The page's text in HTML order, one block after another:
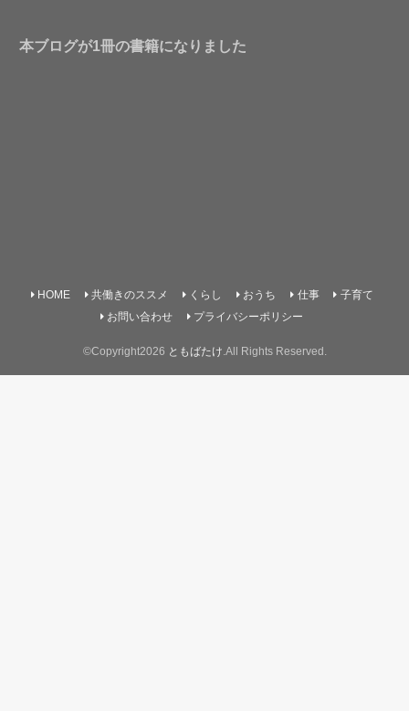
本ブログが1冊の書籍になりました
HOME 共働きのススメ くらし おうち 仕事
子育て
お問い合わせ
プライバシーポリシー
©Copyright2026 ともばたけ .All Rights Reserved.